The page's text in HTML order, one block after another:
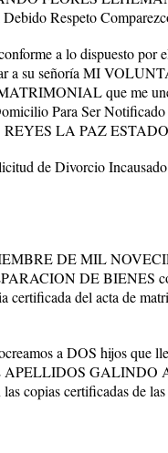
Respeto
a lo dispuesto
a su señoría MI
que me
Para Ser
LA PAZ
de Divorcio
DE MIL
DE
del acta de
a DOS hijos
GALINDO
copias certificadas de